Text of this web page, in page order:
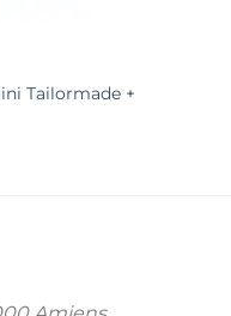
Tailormade +